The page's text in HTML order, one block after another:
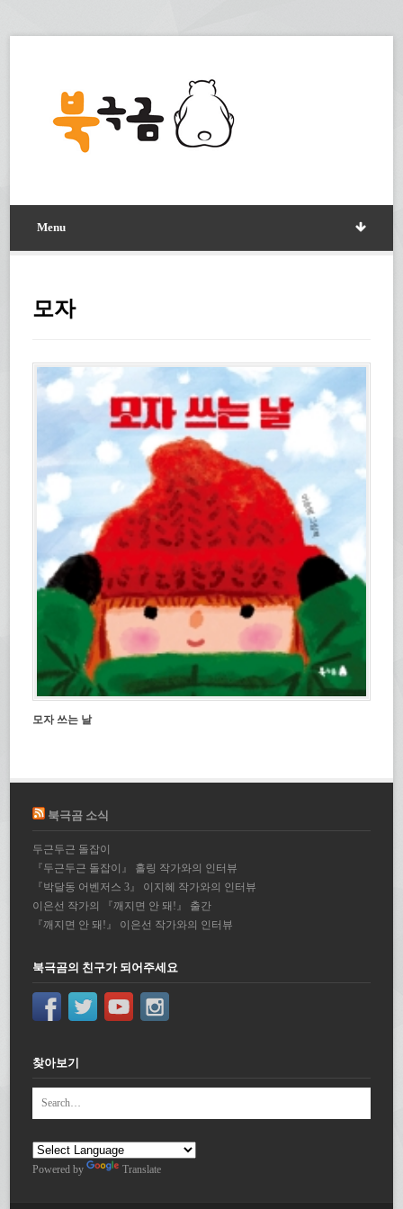
Menu
모자
모자 쓰는 날
북극곰 소식
두근두근 돌잡이
『두근두근 돌잡이』 홀링 작가와의 인터뷰
『박달동 어벤저스 3』 이지혜 작가와의 인터뷰
이은선 작가의 『깨지면 안 돼!』 출간
『깨지면 안 돼!』 이은선 작가와의 인터뷰
북극곰의 친구가 되어주세요
찾아보기
Powered by Translate